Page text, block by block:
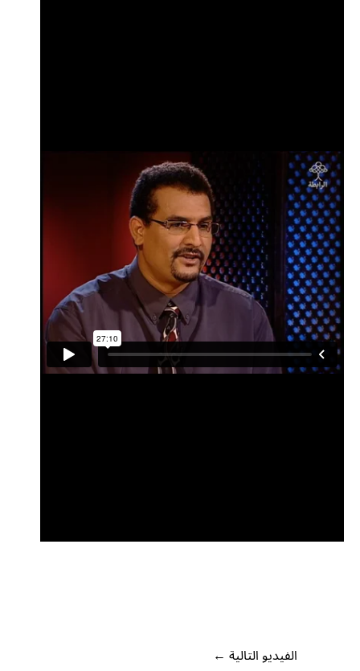
الفيديو التالية ←